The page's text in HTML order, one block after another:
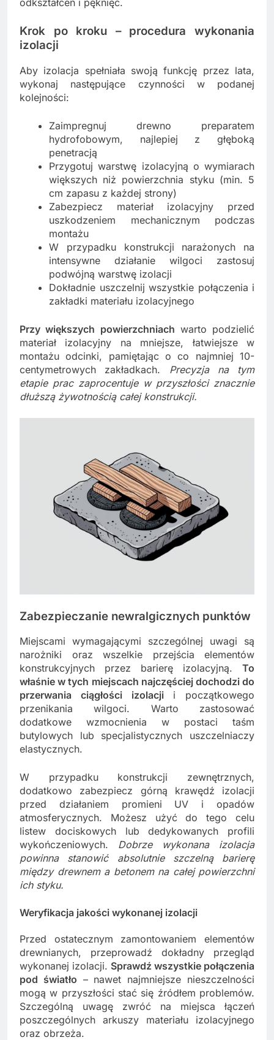
Krok po kroku – procedura wykonania
izolacji
Aby izolacja spełniała swoją funkcję przez lata,
wykonaj następujące czynności w podanej
kolejności:
Zaimpregnuj drewno preparatem
hydrofobowym, najlepiej z głęboką
penetracją
Przygotuj warstwę izolacyjną o wymiarach
większych niż powierzchnia styku (min. 5
cm zapasu z każdej strony)
Zabezpiecz materiał izolacyjny przed
uszkodzeniem mechanicznym podczas
montażu
W przypadku konstrukcji narażonych na
intensywne działanie wilgoci zastosuj
podwójną warstwę izolacji
Dokładnie uszczelnij wszystkie połączenia i
zakładki materiału izolacyjnego
Przy większych powierzchniach warto podzielić
materiał izolacyjny na mniejsze, łatwiejsze w
montażu odcinki, pamiętając o co najmniej 10-
centymetrowych zakładkach. Precyzja na tym
etapie prac zaprocentuje w przyszłości znacznie
dłuższą żywotnością całej konstrukcji.
Zabezpieczanie newralgicznych punktów
Miejscami wymagającymi szczególnej uwagi są
narożniki oraz wszelkie przejścia elementów
konstrukcyjnych przez barierę izolacyjną. To
właśnie w tych miejscach najczęściej dochodzi do
przerwania ciągłości izolacjii początkowego
przenikania wilgoci. Warto zastosować
dodatkowe wzmocnienia w postaci taśm
butylowych lub specjalistycznych uszczelniaczy
elastycznych.
W przypadku konstrukcji zewnętrznych,
dodatkowo zabezpiecz górną krawędź izolacji
przed działaniem promieni UV i opadów
atmosferycznych. Możesz użyć do tego celu
listew dociskowych lub dedykowanych profili
wykończeniowych. Dobrze wykonana izolacja
powinna stanowić absolutnie szczelną barierę
między drewnem a betonem na całej powierzchni
ich styku.
Weryfikacja jakości wykonanej izolacji
Przed ostatecznym zamontowaniem elementów
drewnianych, przeprowadź dokładny przegląd
wykonanej izolacji. Sprawdź wszystkie połączenia
pod światło – nawet najmniejsze nieszczelności
mogą w przyszłości stać się źródłem problemów.
Szczególną uwagę zwróć na miejsca łączeń
poszczególnych arkuszy materiału izolacyjnego
oraz obrzeża.